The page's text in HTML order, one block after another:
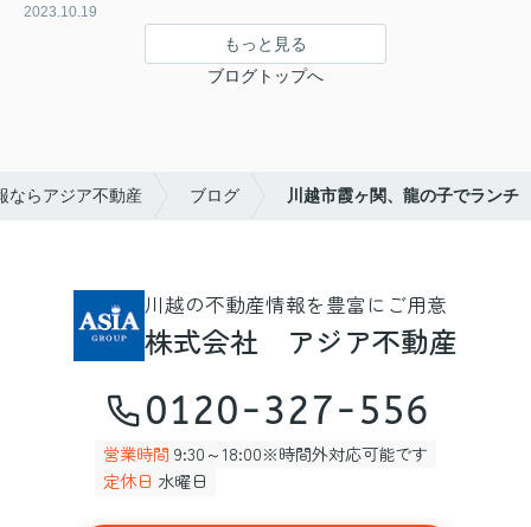
2023.10.19
もっと見る
ブログトップへ
ならアジア不動産 ブログ 川越市霞ヶ関、龍の子でランチ
川越の不動産情報を豊富にご用意
株式会社 アジア不動産
0120-327-556
営業時間 9:30～18:00※時間外対応可能です
定休日 水曜日